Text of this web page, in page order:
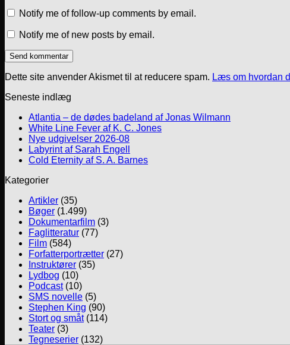
Notify me of follow-up comments by email.
Notify me of new posts by email.
Dette site anvender Akismet til at reducere spam. Læs om hvordan
Seneste indlæg
Atlantia – de dødes badeland af Jonas Wilmann
White Line Fever af K. C. Jones
Nye udgivelser 2026-08
Labyrint af Sarah Engell
Cold Eternity af S. A. Barnes
Kategorier
Artikler (35)
Bøger (1.499)
Dokumentarfilm (3)
Faglitteratur (77)
Film (584)
Forfatterportrætter (27)
Instruktører (35)
Lydbog (10)
Podcast(10)
SMS novelle (5)
Stephen King (90)
Stort og småt(114)
Teater (3)
Tegneserier (132)